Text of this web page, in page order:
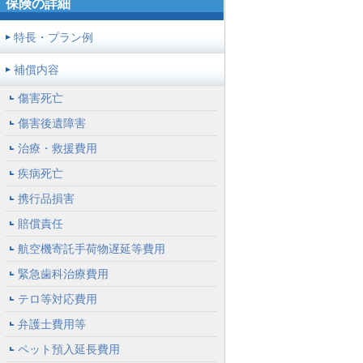
【保存版】台風・豪雨シーズン到
来！今こそ見直したい”もしも”の備
え
2026年07月23日
【お役立ちコラム】自転車事故、も
クを知る。
2026年06月26日
TRAVEL-MODE 2026.7月号
2026年06月25日 かわいいタイ雑貨屋
さん〜＠バンコク
2026年06月25日 【家ごはん】週末グ
リーンマーケットからの朝ごはん＠
午後のコーヒータイ
ム＠ガーナ
2026年06月25日 カンボジアのホテル
朝食、密かな楽しみだった日替わり
麺
ルバーブの季節に。
＠ヴィクトリア
2026年05月24日
【マンハッタン】ニ
ューヨーク市内、創業100年以上老
舗店シリーズ Russo’s
保険の詳細
特長・プラン例
補償内容
傷害死亡
傷害後遺障害
治療・救援費用
疾病死亡
携行品損害
賠償責任
航空機寄託手荷物遅延等費用
緊急歯科治療費用
テロ等対応費用
弁護士費用等
ペット預入延長費用